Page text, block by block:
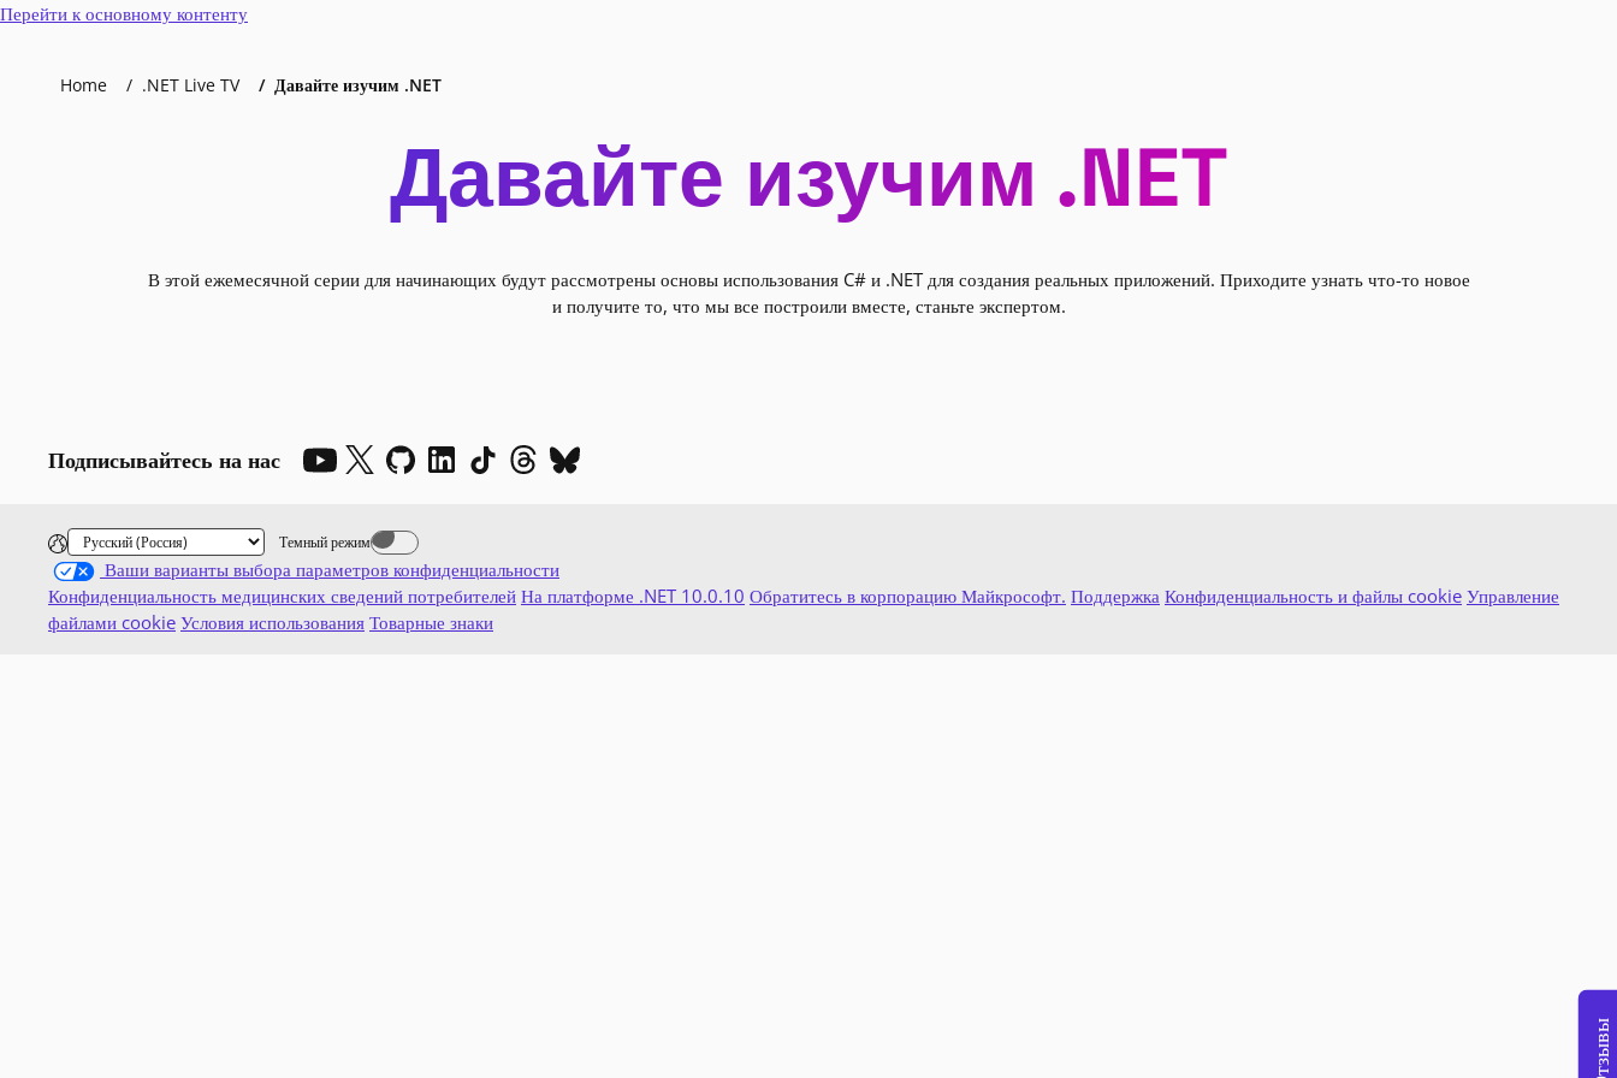
Перейти к основному контенту
Home .NET Live TV Давайте изучим .NET
Давайте изучим .NET
В этой ежемесячной серии для начинающих будут рассмотрены основы использования C# и .NET для создания реальных приложений. Приходите узнать что-то новое
и получите то, что мы все построили вместе, станьте экспертом.
Подписывайтесь на нас
Отзывы
Темный режим
Dark mode off
Ваши варианты выбора параметров конфиденциальности
Конфиденциальность медицинских сведений потребителей На платформе .NET 10.0.10 Обратитесь в корпорацию Майкрософт. Поддержка Конфиденциальность и файлы cookie Управление
файлами cookie Условия использования Товарные знаки